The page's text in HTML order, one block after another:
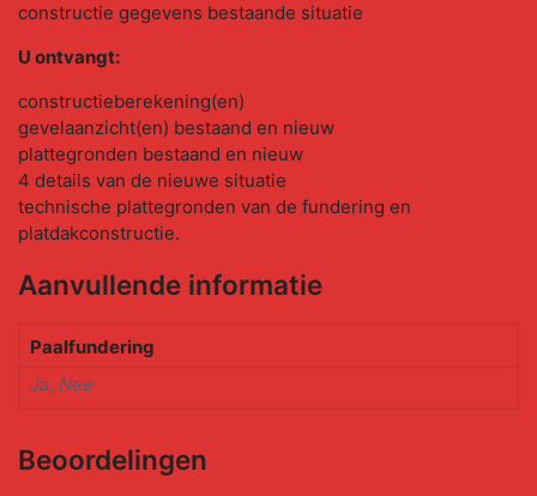
constructie gegevens bestaande situatie
U ontvangt:
constructieberekening(en)
gevelaanzicht(en) bestaand en nieuw
plattegronden bestaand en nieuw
4 details van de nieuwe situatie
technische plattegronden van de fundering en
platdakconstructie.
Aanvullende informatie
Paalfundering
Ja, Nee
Beoordelingen